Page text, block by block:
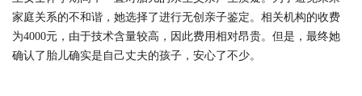
家庭关系的不和谐，她选择了进行无创亲子鉴定。相关机构的收费
为4000元，由于技术含量较高，因此费用相对昂贵。但是，最终她
确认了胎儿确实是自己丈夫的孩子，安心了不少。